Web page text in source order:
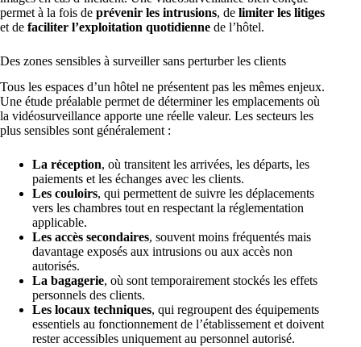
permet à la fois de prévenir les intrusions, de limiter les litiges
et de faciliter l’exploitation quotidienne de l’hôtel.
Des zones sensibles à surveiller sans perturber les clients
Tous les espaces d’un hôtel ne présentent pas les mêmes enjeux.
Une étude préalable permet de déterminer les emplacements où
la vidéosurveillance apporte une réelle valeur. Les secteurs les
plus sensibles sont généralement :
La réception, où transitent les arrivées, les départs, les
paiements et les échanges avec les clients.
Les couloirs, qui permettent de suivre les déplacements
vers les chambres tout en respectant la réglementation
applicable.
Les accès secondaires, souvent moins fréquentés mais
davantage exposés aux intrusions ou aux accès non
autorisés.
La bagagerie, où sont temporairement stockés les effets
personnels des clients.
Les locaux techniques, qui regroupent des équipements
essentiels au fonctionnement de l’établissement et doivent
rester accessibles uniquement au personnel autorisé.